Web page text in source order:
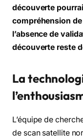
découverte
compréhension
l’absence de
découverte reste
La
L’équipe de
de scan satellite